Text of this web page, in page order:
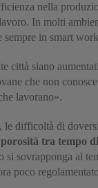
nella
In molti
in smart
città siano
che non
lavorano».
difficoltà di
porosità tra tempo
si sovrapponga al
poco